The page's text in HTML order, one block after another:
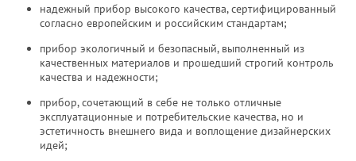
надежный прибор высокого качества, сертифицированный
согласно европейским и российским стандартам;
прибор экологичный и безопасный, выполненный из
качественных материалов и прошедший строгий контроль
качества и надежности;
прибор, сочетающий в себе не только отличные
эксплуатационные и потребительские качества, но и
эстетичность внешнего вида и воплощение дизайнерских
идей;